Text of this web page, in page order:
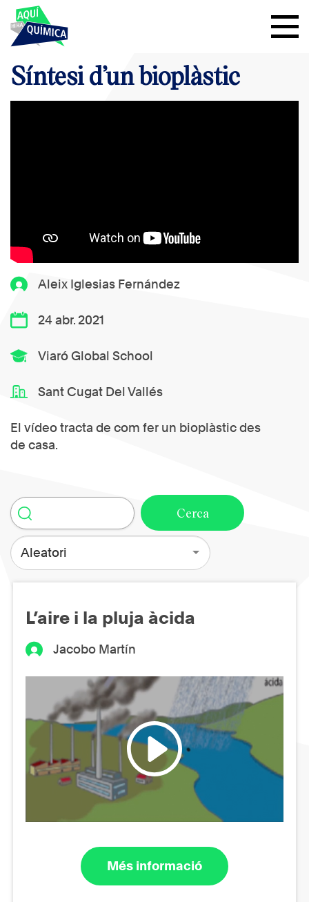
Aleix Iglesias Fernández
24 abr. 2021
Viaró Global School
Sant Cugat Del Vallés
El vídeo tracta de com fer un bioplàstic des
de casa.
Síntesi d’un bioplàstic
Aleatori
L’aire i la pluja àcida
Jacobo Martín
Més informació